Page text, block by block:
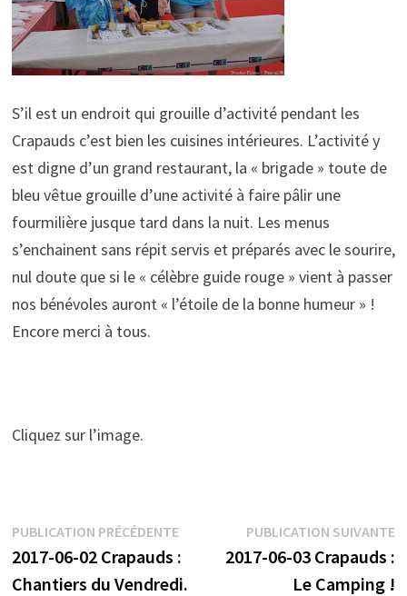
S’il est un endroit qui grouille d’activité pendant les
Crapauds c’est bien les cuisines intérieures. L’activité y
est digne d’un grand restaurant, la « brigade » toute de
bleu vêtue grouille d’une activité à faire pâlir une
fourmilière jusque tard dans la nuit. Les menus
s’enchainent sans répit servis et préparés avec le sourire,
nul doute que si le « célèbre guide rouge » vient à passer
nos bénévoles auront « l’étoile de la bonne humeur » !
Encore merci à tous.
Cliquez sur l’image.
Navigation
de
PUBLICATION PRÉCÉDENTEPublication
précédente :
2017-06-02 Crapauds :
Chantiers du Vendredi.
PUBLICATION SUIVANTE
2017-06-03 Crapauds :
Le Camping !